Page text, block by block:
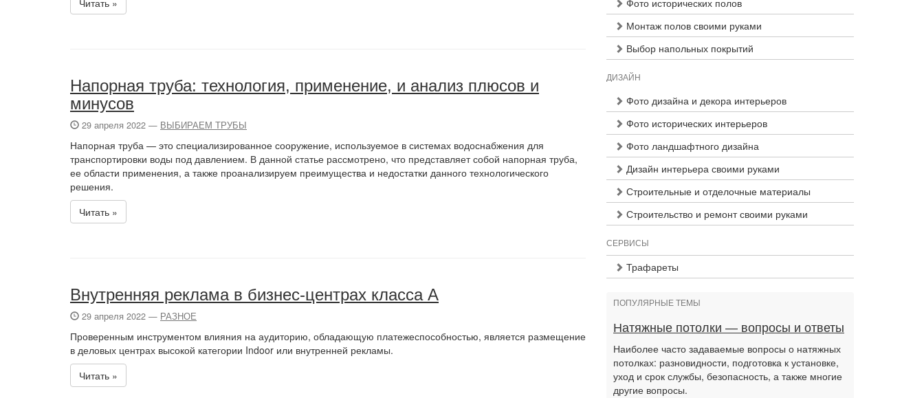
Читать »
Напорная труба: технология, применение, и анализ плюсов и
минусов
29 апреля 2022 — ВЫБИРАЕМ ТРУБЫ
Напорная труба — это специализированное сооружение, используемое в системах водоснабжения для
транспортировки воды под давлением. В данной статье рассмотрено, что представляет собой напорная труба,
ее области применения, а также проанализируем преимущества и недостатки данного технологического
решения.
Читать »
Внутренняя реклама в бизнес-центрах класса А
29 апреля 2022 — РАЗНОЕ
Проверенным инструментом влияния на аудиторию, обладающую платежеспособностью, является размещение
в деловых центрах высокой категории Indoor или внутренней рекламы.
Читать »
Фото исторических полов
Монтаж полов своими руками
Выбор напольных покрытий
ДИЗАЙН
Фото дизайна и декора интерьеров
Фото исторических интерьеров
Фото ландшафтного дизайна
Дизайн интерьера своими руками
Строительные и отделочные материалы
Строительство и ремонт своими руками
СЕРВИСЫ
Трафареты
ПОПУЛЯРНЫЕ ТЕМЫ
Натяжные потолки — вопросы и ответы
Наиболее часто задаваемые вопросы о натяжных
потолках: разновидности, подготовка к установке,
уход и срок службы, безопасность, а также многие
другие вопросы.